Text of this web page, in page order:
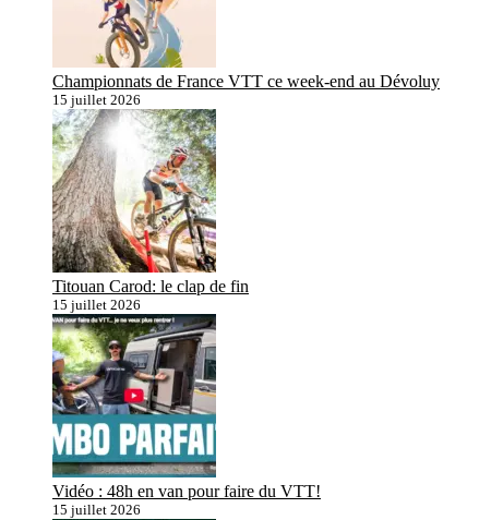
Championnats de France VTT ce week-end au Dévoluy
15 juillet 2026
Titouan Carod: le clap de fin
15 juillet 2026
Vidéo : 48h en van pour faire du VTT!
15 juillet 2026